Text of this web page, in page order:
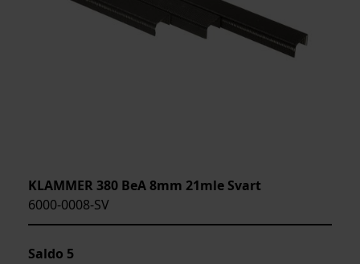
KLAMMER 380 BeA 8mm 21mle Svart
6000-0008-SV
Saldo 5